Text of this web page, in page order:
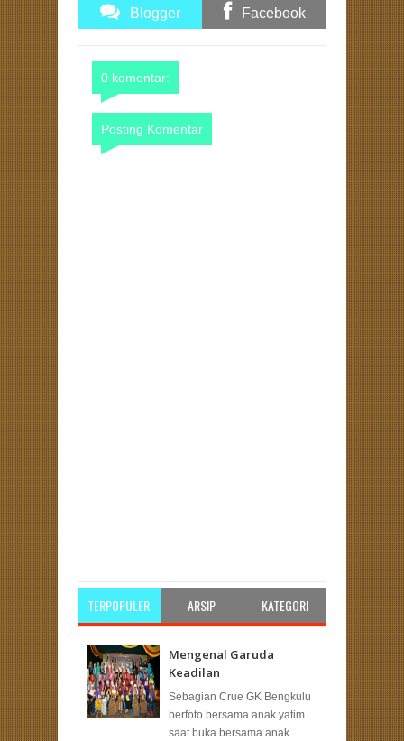
Blogger Facebook
0 komentar:
Posting Komentar
TERPOPULER ARSIP KATEGORI
Mengenal Garuda
Keadilan
Sebagian Crue GK Bengkulu
berfoto bersama anak yatim
saat buka bersama anak